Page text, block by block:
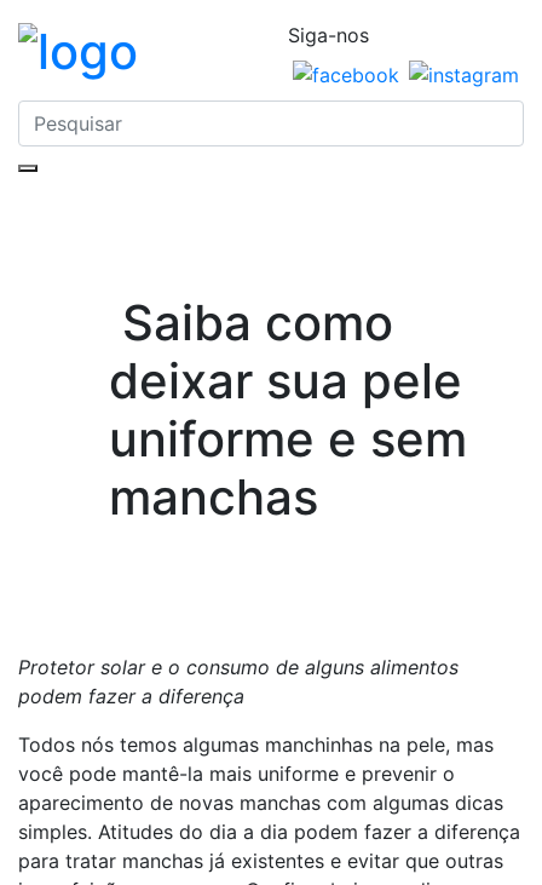
Siga-nos
Saiba como
deixar sua pele
uniforme e sem
manchas
Protetor solar e o consumo de alguns alimentos
podem fazer a diferença
Todos nós temos algumas manchinhas na pele, mas
você pode mantê-la mais uniforme e prevenir o
aparecimento de novas manchas com algumas dicas
simples. Atitudes do dia a dia podem fazer a diferença
para tratar manchas já existentes e evitar que outras